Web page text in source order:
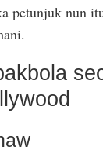
petunjuk nun